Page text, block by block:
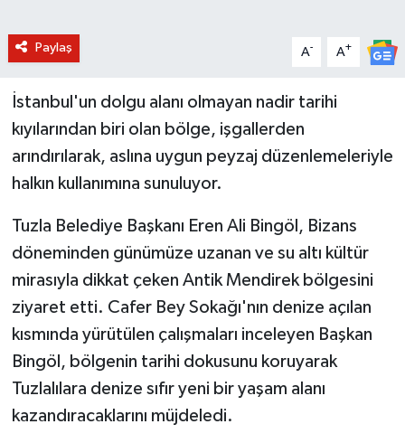
Paylaş A- A+
İstanbul'un dolgu alanı olmayan nadir tarihi
kıyılarından biri olan bölge, işgallerden
arındırılarak, aslına uygun peyzaj düzenlemeleriyle
halkın kullanımına sunuluyor.
Tuzla Belediye Başkanı Eren Ali Bingöl, Bizans
döneminden günümüze uzanan ve su altı kültür
mirasıyla dikkat çeken Antik Mendirek bölgesini
ziyaret etti. Cafer Bey Sokağı'nın denize açılan
kısmında yürütülen çalışmaları inceleyen Başkan
Bingöl, bölgenin tarihi dokusunu koruyarak
Tuzlalılara denize sıfır yeni bir yaşam alanı
kazandıracaklarını müjdeledi.